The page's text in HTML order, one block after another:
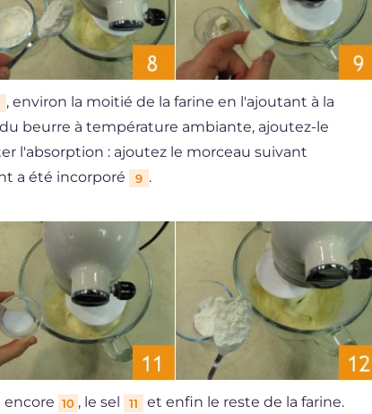
, environ la moitié de la farine en l'ajoutant à la
beurre à température ambiante, ajoutez-le
l'absorption : ajoutez le morceau suivant
a été incorporé
9 .
encore 10 , le sel 11 et enfin le reste de la farine.